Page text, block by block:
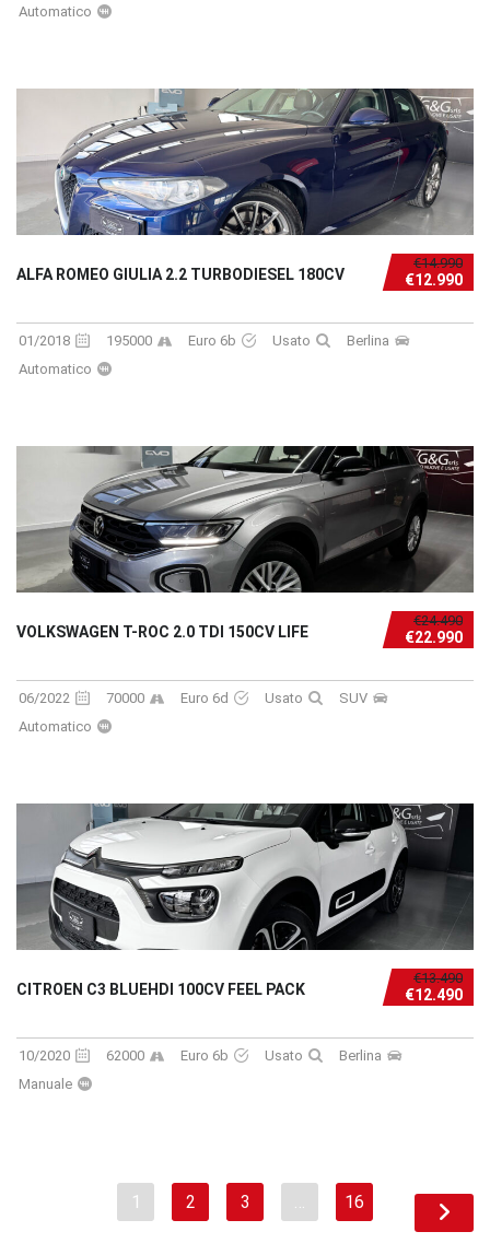
Automatico
€14.990
€12.990
ALFA ROMEO GIULIA 2.2 TURBODIESEL 180CV
01/2018 195000 Euro 6b Usato
Berlina
Automatico
€24.490
€22.990
VOLKSWAGEN T-ROC 2.0 TDI 150CV LIFE
06/2022 70000 Euro 6d Usato
SUV
Automatico
€13.490
€12.490
CITROEN C3 BLUEHDI 100CV FEEL PACK
10/2020 62000 Euro 6b Usato
Berlina
Manuale
1 2 3 … 16